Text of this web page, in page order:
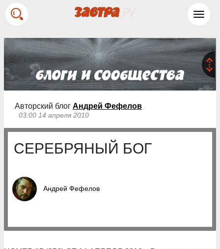
Авторский блог Андрей Фефелов
03:00 14 апреля 2010
СЕРЕБРЯНЫЙ БОГ
Андрей Фефелов